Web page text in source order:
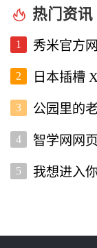
热门资讯
1
2 日本插槽
3
4
5